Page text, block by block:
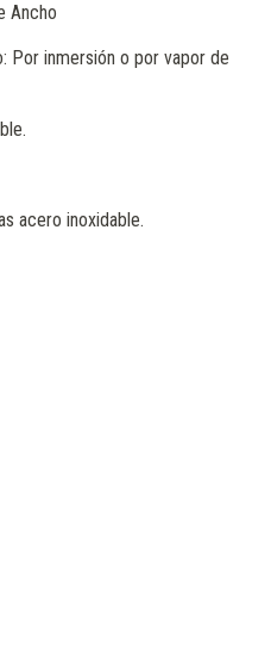
Ancho
Por inmersión o por vapor de
acero inoxidable.